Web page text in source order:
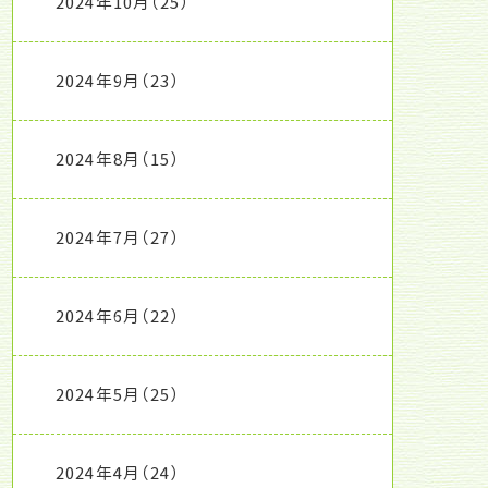
2024年9月 （23）
2024年8月 （15）
2024年7月 （27）
2024年6月 （22）
2024年5月 （25）
2024年4月 （24）